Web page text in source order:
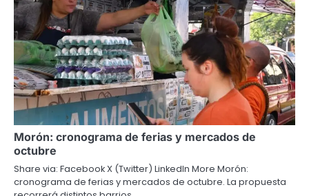
Morón: cronograma de ferias y mercados de
octubre
Share via: Facebook X (Twitter) LinkedIn More Morón:
cronograma de ferias y mercados de octubre. La propuesta